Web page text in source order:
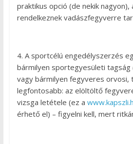
praktikus opció (de nekik nagyon),
rendelkeznek vadászfegyverre
4. A sportcélú engedélyszerzés
bármilyen sportegyesületi tagság
vagy bármilyen fegyveres orvosi,
legfontosabb: az elöltöltő
vizsga letétele (ez a
érhető el) – figyelni kell, mert